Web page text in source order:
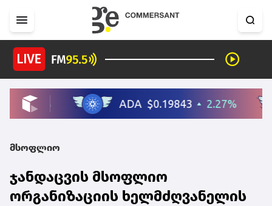
მსოფლიო
ჯანდაცვის მსოფლიო
ორგანიზაციის ხელმძღვანელის